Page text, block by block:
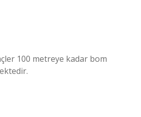
100 metreye kadar bom